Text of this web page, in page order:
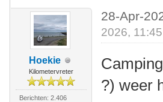
Hoekie
Kilometervreter
Berichten: 2.406
28-Apr-
2026,
?) weer